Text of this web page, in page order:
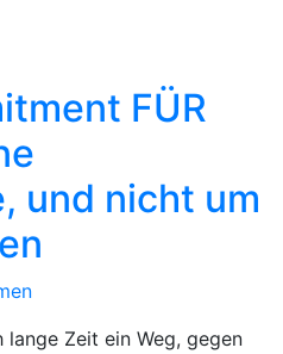
FÜR
und nicht um
Zeit ein Weg, gegen